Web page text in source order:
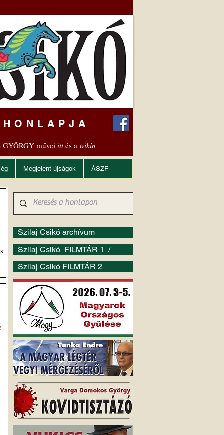
műveiittés a wikin
Megjelent újságok ÁSZF
Szilaj Csikó archívum
Szilaj Csikó FILMTÁR 1 /
Szilaj Csikó FILMTÁR 2